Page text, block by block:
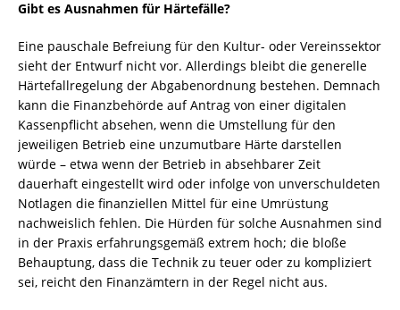
Gibt es Ausnahmen für Härtefälle?
Eine pauschale Befreiung für den Kultur- oder Vereinssektor
sieht der Entwurf nicht vor. Allerdings bleibt die generelle
Härtefallregelung der Abgabenordnung bestehen. Demnach
kann die Finanzbehörde auf Antrag von einer digitalen
Kassenpflicht absehen, wenn die Umstellung für den
jeweiligen Betrieb eine unzumutbare Härte darstellen
würde – etwa wenn der Betrieb in absehbarer Zeit
dauerhaft eingestellt wird oder infolge von unverschuldeten
Notlagen die finanziellen Mittel für eine Umrüstung
nachweislich fehlen. Die Hürden für solche Ausnahmen sind
in der Praxis erfahrungsgemäß extrem hoch; die bloße
Behauptung, dass die Technik zu teuer oder zu kompliziert
sei, reicht den Finanzämtern in der Regel nicht aus.